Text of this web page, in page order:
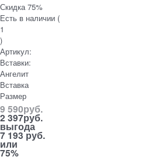
Скидка 75%
Есть в наличии (
1
)
Артикул:
Вставки:
Ангелит
Вставка
Размер
9 590руб.
2 397руб.
выгода
7 193 руб.
или
75%